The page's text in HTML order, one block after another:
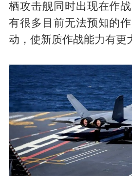
栖攻击舰同时出现在作
有很多目前无法预知的
动，使新质作战能力有更